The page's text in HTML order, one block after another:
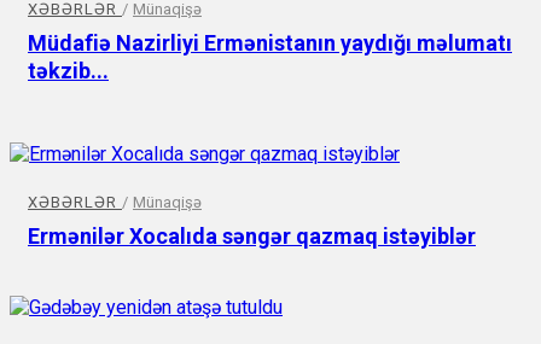
XƏBƏRLƏR / Münaqişə
Müdafiə Nazirliyi Ermənistanın yaydığı məlumatı
təkzib...
XƏBƏRLƏR / Münaqişə
Ermənilər Xocalıda səngər qazmaq istəyiblər